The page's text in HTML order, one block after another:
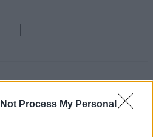
Process My Personal